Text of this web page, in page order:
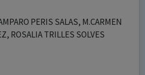
PERIS SALAS, M.CARMEN
ROSALIA TRILLES SOLVES